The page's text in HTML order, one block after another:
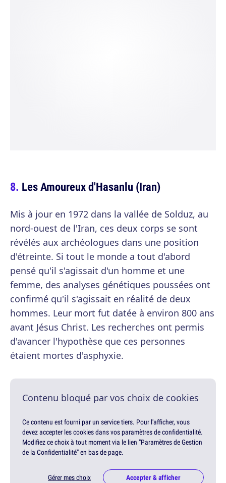
Les Amoureux d'Hasanlu (Iran)
Mis à jour en 1972 dans la vallée de Solduz, au
nord-ouest de l'Iran, ces deux corps se sont
révélés aux archéologues dans une position
d'étreinte. Si tout le monde a tout d'abord
pensé qu'il s'agissait d'un homme et une
femme, des analyses génétiques poussées ont
confirmé qu'il s'agissait en réalité de deux
hommes. Leur mort fut datée à environ 800 ans
avant Jésus Christ. Les recherches ont permis
d'avancer l'hypothèse que ces personnes
étaient mortes d'asphyxie.
Contenu bloqué par vos choix de cookies
Ce contenu est fourni par un service tiers. Pour l'afficher, vous
devez accepter les cookies dans vos paramètres de confidentialité.
Modifiez ce choix à tout moment via le lien "Paramètres de Gestion
de la Confidentialité" en bas de page.
Gérer mes choix Accepter & afficher